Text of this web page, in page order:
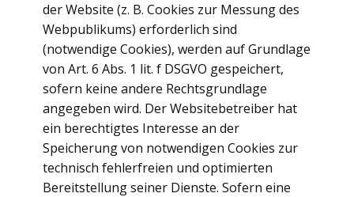
der Website (z. B. Cookies zur Messung des
Webpublikums) erforderlich sind
(notwendige Cookies), werden auf Grundlage
von Art. 6 Abs. 1 lit. f DSGVO gespeichert,
sofern keine andere Rechtsgrundlage
angegeben wird. Der Websitebetreiber hat
ein berechtigtes Interesse an der
Speicherung von notwendigen Cookies zur
technisch fehlerfreien und optimierten
Bereitstellung seiner Dienste. Sofern eine